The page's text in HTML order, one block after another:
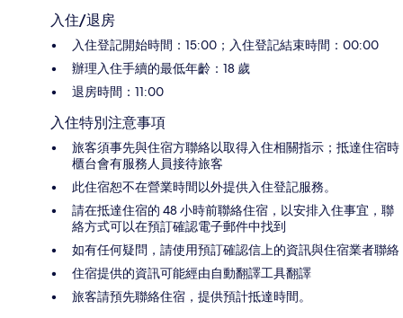
入住/退房
入住登記開始時間：15:00；入住登記結束時間：00:00
辦理入住手續的最低年齡：18 歲
退房時間：11:00
入住特別注意事項
旅客須事先與住宿方聯絡以取得入住相關指示；抵達住宿時
櫃台會有服務人員接待旅客
此住宿恕不在營業時間以外提供入住登記服務。
請在抵達住宿的 48 小時前聯絡住宿，以安排入住事宜，聯
絡方式可以在預訂確認電子郵件中找到
如有任何疑問，請使用預訂確認信上的資訊與住宿業者聯絡
住宿提供的資訊可能經由自動翻譯工具翻譯
旅客請預先聯絡住宿，提供預計抵達時間。